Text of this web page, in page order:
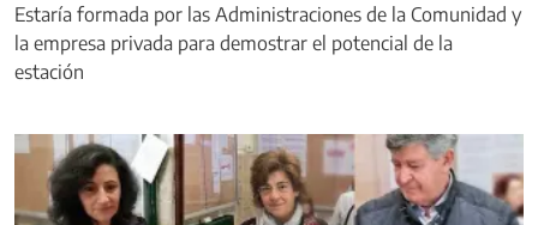
Estaría formada por las Administraciones de la Comunidad y
la empresa privada para demostrar el potencial de la
estación